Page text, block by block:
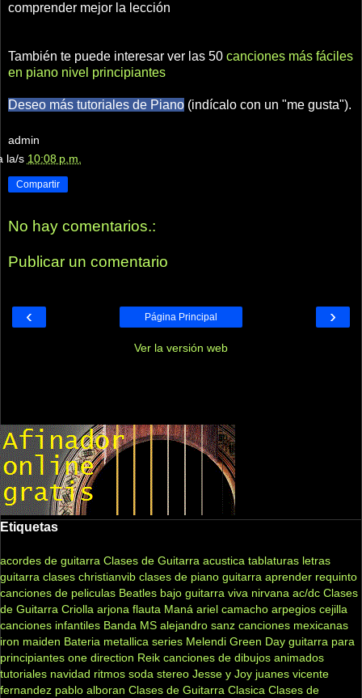
comprender mejor la lección
También te puede interesar ver las 50 canciones más fáciles
en piano nivel principiantes
Deseo más tutoriales de Piano (indícalo con un "me gusta").
admin
la/s 10:08 p.m.
Compartir
No hay comentarios.:
Publicar un comentario
‹ ›
Página Principal
Ver la versión web
Etiquetas
acordes de guitarra Clases de Guitarra acustica tablaturas letras
guitarra clases christianvib clases de piano guitarra aprender requinto
canciones de peliculas Beatles bajo guitarra viva nirvana ac/dc Clases
de Guitarra Criolla arjona flauta Maná ariel camacho arpegios cejilla
canciones infantiles Banda MS alejandro sanz canciones mexicanas
iron maiden Bateria metallica series Melendi Green Day guitarra para
principiantes one direction Reik canciones de dibujos animados
tutoriales navidad ritmos soda stereo Jesse y Joy juanes vicente
fernandez pablo alboran Clases de Guitarra Clasica Clases de